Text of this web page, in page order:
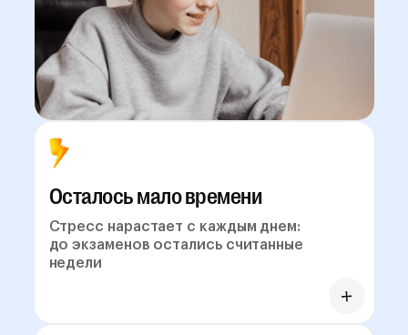
Осталось мало времени
Стресс нарастает с каждым днем:
до экзаменов остались считанные
недели